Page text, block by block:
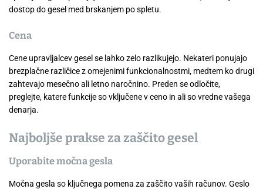
dostop do gesel med brskanjem po spletu.
Cena
Cene upravljalcev gesel se lahko zelo razlikujejo. Nekateri ponujajo
brezplačne različice z omejenimi funkcionalnostmi, medtem ko drugi
zahtevajo mesečno ali letno naročnino. Preden se odločite,
preglejte, katere funkcije so vključene v ceno in ali so vredne vašega
denarja.
Najboljše prakse za zaščito gesel
Uporabite močna gesla
Močna gesla so ključnega pomena za zaščito vaših računov. Geslo